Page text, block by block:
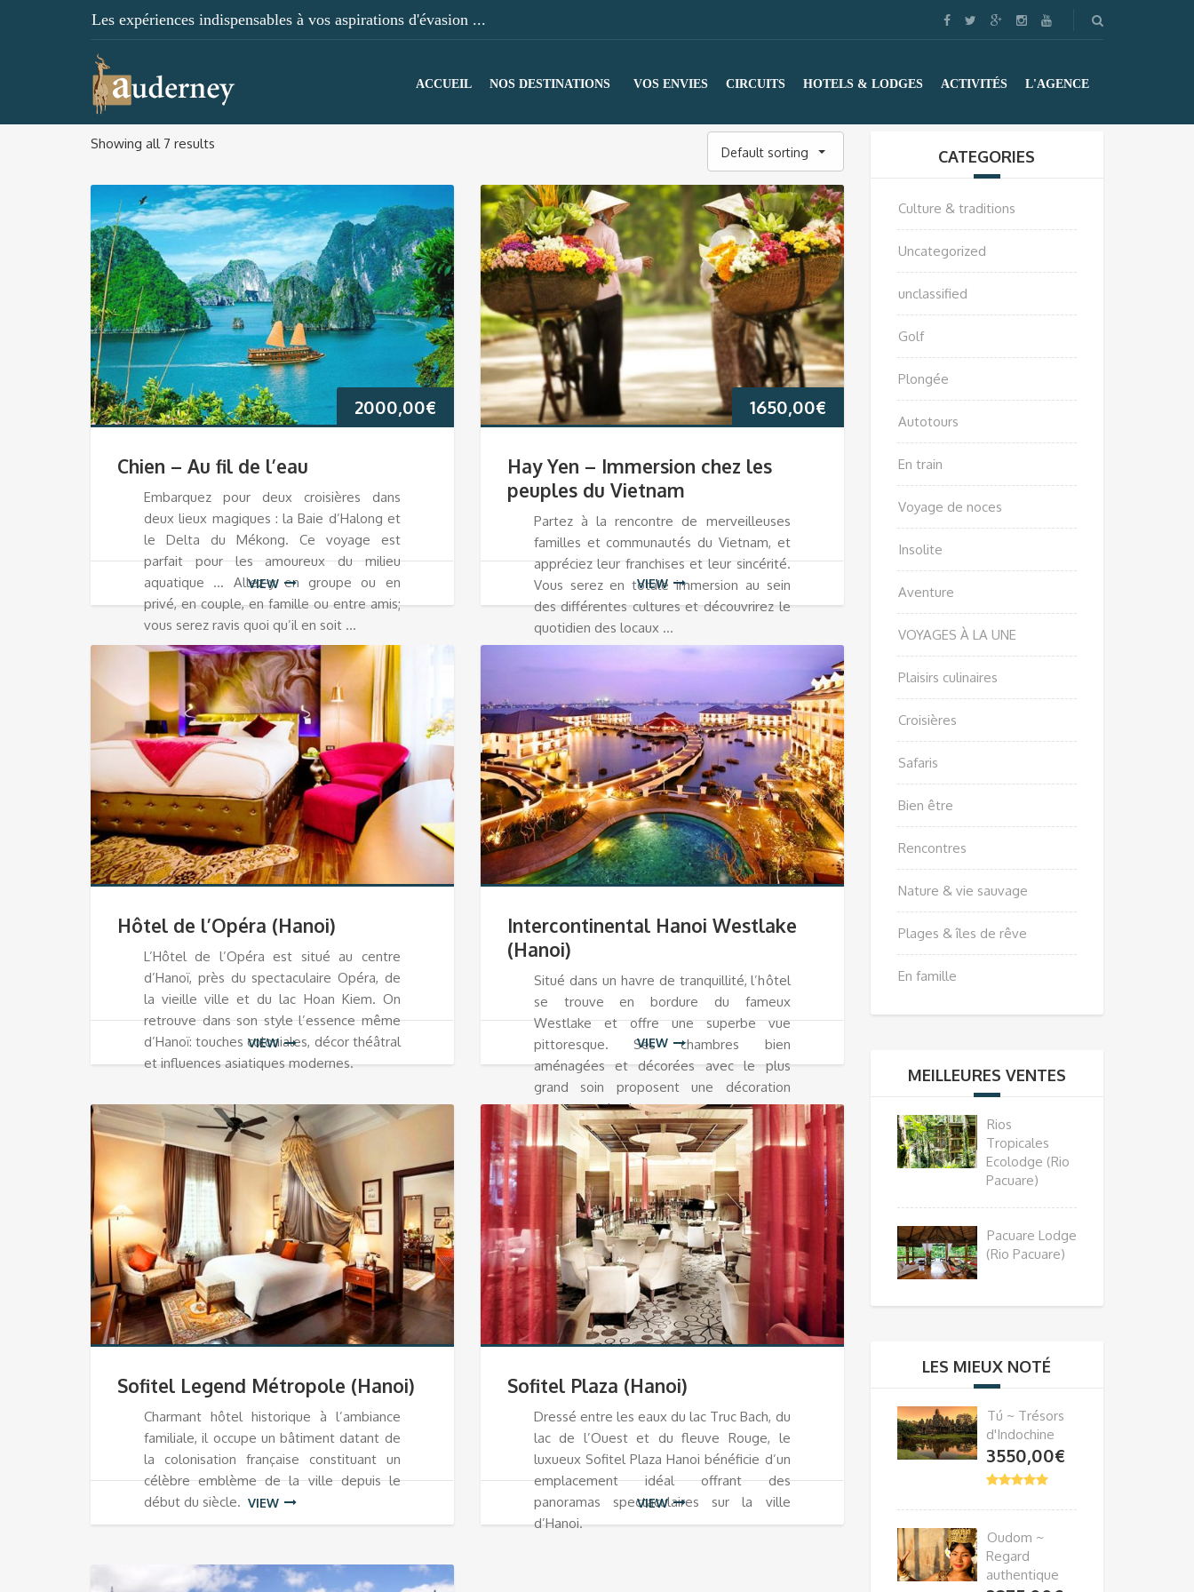
Les expériences indispensables à vos aspirations d'évasion ...
ACCUEIL NOS DESTINATIONS VOS ENVIES CIRCUITS HOTELS & LODGES ACTIVITÉS L'AGENCE
Showing all 7 results
Default sorting
2000,00€
Chien – Au fil de l’eau
Embarquez pour deux croisières dans
deux lieux magiques : la Baie d’Halong et
le Delta du Mékong. Ce voyage est
parfait pour les amoureux du milieu
aquatique … Allez-y en groupe ou en
privé, en couple, en famille ou entre amis;
vous serez ravis quoi qu’il en soit …
VIEW
1650,00€
Hay Yen – Immersion chez les
peuples du Vietnam
Partez à la rencontre de merveilleuses
familles et communautés du Vietnam, et
appréciez leur franchises et leur sincérité.
Vous serez en totale immersion au sein
des différentes cultures et découvrirez le
quotidien des locaux …
VIEW
Hôtel de l’Opéra (Hanoi)
L’Hôtel de l’Opéra est situé au centre
d’Hanoï, près du spectaculaire Opéra, de
la vieille ville et du lac Hoan Kiem. On
retrouve dans son style l’essence même
d’Hanoï: touches coloniales, décor théâtral
et influences asiatiques modernes.
VIEW
Intercontinental Hanoi Westlake
(Hanoi)
Situé dans un havre de tranquillité, l’hôtel
se trouve en bordure du fameux
Westlake et offre une superbe vue
pittoresque. Ses chambres bien
aménagées et décorées avec le plus
grand soin proposent une décoration
contemporaine luxueuse.
VIEW
Sofitel Legend Métropole (Hanoi)
Charmant hôtel historique à l’ambiance
familiale, il occupe un bâtiment datant de
la colonisation française constituant un
célèbre emblème de la ville depuis le
début du siècle. VIEW
Sofitel Plaza (Hanoi)
Dressé entre les eaux du lac Truc Bach, du
lac de l’Ouest et du fleuve Rouge, le
luxueux Sofitel Plaza Hanoi bénéficie d’un
emplacement idéal offrant des
panoramas spectaculaires sur la ville
d’Hanoi.
VIEW
CATEGORIES
Culture & traditions
Uncategorized
unclassified
Golf
Plongée
Autotours
En train
Voyage de noces
Insolite
Aventure
VOYAGES À LA UNE
Plaisirs culinaires
Croisières
Safaris
Bien être
Rencontres
Nature & vie sauvage
Plages & îles de rêve
En famille
MEILLEURES VENTES
Rios
Tropicales
Ecolodge (Rio
Pacuare)
Pacuare Lodge
(Rio Pacuare)
LES MIEUX NOTÉ
Tú ~ Trésors
d'Indochine
3550,00€
Oudom ~
Regard
authentique